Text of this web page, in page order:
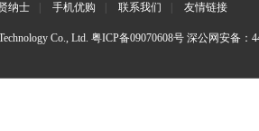
纳士 手机优购 联系我们 友情链接
Co., Ltd. 粤ICP备09070608号 深公网安备：